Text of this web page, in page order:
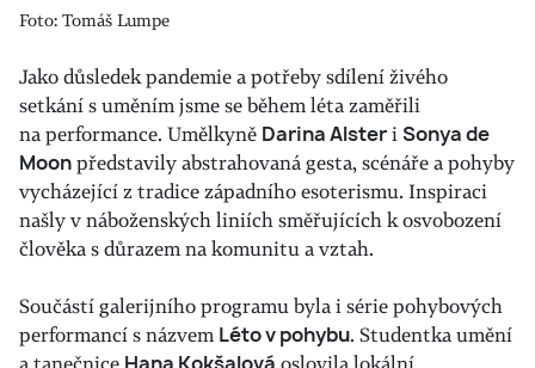
Foto: Tomáš Lumpe
Jako důsledek pandemie a potřeby sdílení živého
setkání s uměním jsme se během léta zaměřili
na performance. Umělkyně Darina AlsteriSonya de
Moonpředstavily abstrahovaná gesta, scénáře a pohyby
vycházející z tradice západního esoterismu. Inspiraci
našly v náboženských liniích směřujících k osvobození
člověka s důrazem na komunitu a vztah.
Součástí galerijního programu byla i série pohybových
performancí s názvem Léto v pohybu. Studentka umění